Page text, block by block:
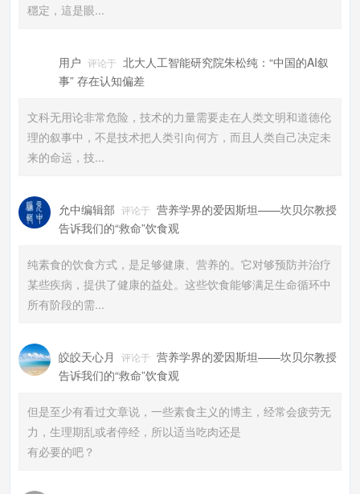
穩定，這是眼...
用户 评论于 北大人工智能研究院朱松纯：“中国的AI叙
事” 存在认知偏差
文科无用论非常危险，技术的力量需要走在人类文明和道德伦
理的叙事中，不是技术把人类引向何方，而且人类自己决定未
来的命运，技...
允中编辑部 评论于 营养学界的爱因斯坦——坎贝尔教授
告诉我们的“救命”饮食观
纯素食的饮食方式，是足够健康、营养的。它对够预防并治疗
某些疾病，提供了健康的益处。这些饮食能够满足生命循环中
所有阶段的需...
皎皎天心月 评论于 营养学界的爱因斯坦——坎贝尔教授
告诉我们的“救命”饮食观
但是至少有看过文章说，一些素食主义的博主，经常会疲劳无
力，生理期乱或者停经，所以适当吃肉还是
有必要的吧？